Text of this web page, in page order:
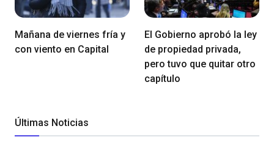
Mañana de viernes fría y
con viento en Capital
El Gobierno aprobó la ley
de propiedad privada,
pero tuvo que quitar otro
capítulo
Últimas Noticias